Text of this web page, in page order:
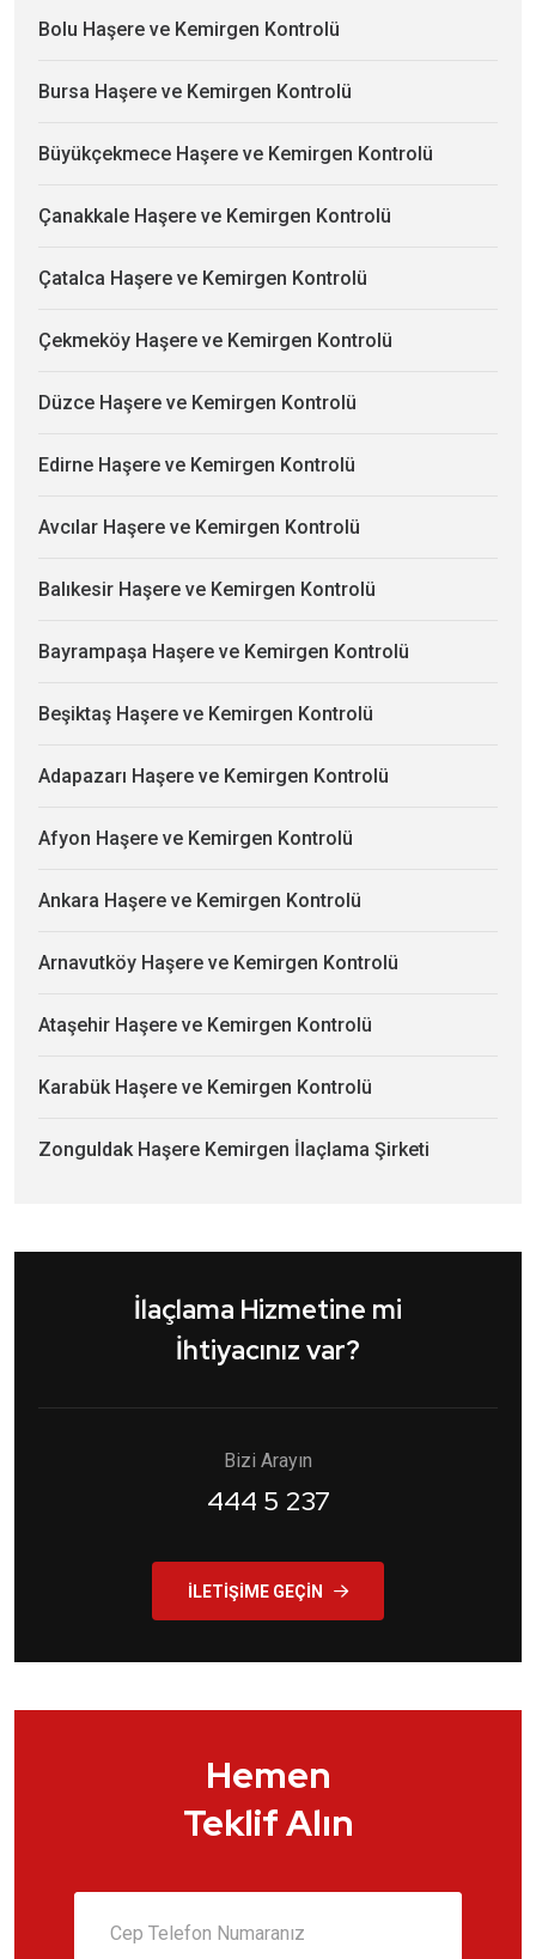
Bolu Haşere ve Kemirgen Kontrolü
Bursa Haşere ve Kemirgen Kontrolü
Büyükçekmece Haşere ve Kemirgen Kontrolü
Çanakkale Haşere ve Kemirgen Kontrolü
Çatalca Haşere ve Kemirgen Kontrolü
Çekmeköy Haşere ve Kemirgen Kontrolü
Düzce Haşere ve Kemirgen Kontrolü
Edirne Haşere ve Kemirgen Kontrolü
Avcılar Haşere ve Kemirgen Kontrolü
Balıkesir Haşere ve Kemirgen Kontrolü
Bayrampaşa Haşere ve Kemirgen Kontrolü
Beşiktaş Haşere ve Kemirgen Kontrolü
Adapazarı Haşere ve Kemirgen Kontrolü
Afyon Haşere ve Kemirgen Kontrolü
Ankara Haşere ve Kemirgen Kontrolü
Arnavutköy Haşere ve Kemirgen Kontrolü
Ataşehir Haşere ve Kemirgen Kontrolü
Karabük Haşere ve Kemirgen Kontrolü
Zonguldak Haşere Kemirgen İlaçlama Şirketi
İlaçlama Hizmetine mi
İhtiyacınız var?
Bizi Arayın
444 5 237
İLETIŞIME GEÇIN
Hemen
Teklif Alın